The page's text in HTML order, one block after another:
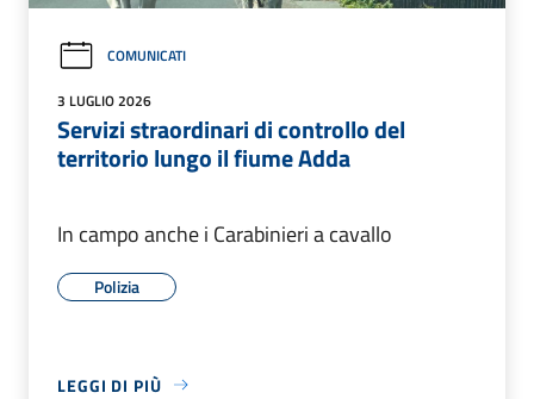
COMUNICATI
3 LUGLIO 2026
Servizi straordinari di controllo del
territorio lungo il fiume Adda
In campo anche i Carabinieri a cavallo
Polizia
LEGGI DI PIÙ